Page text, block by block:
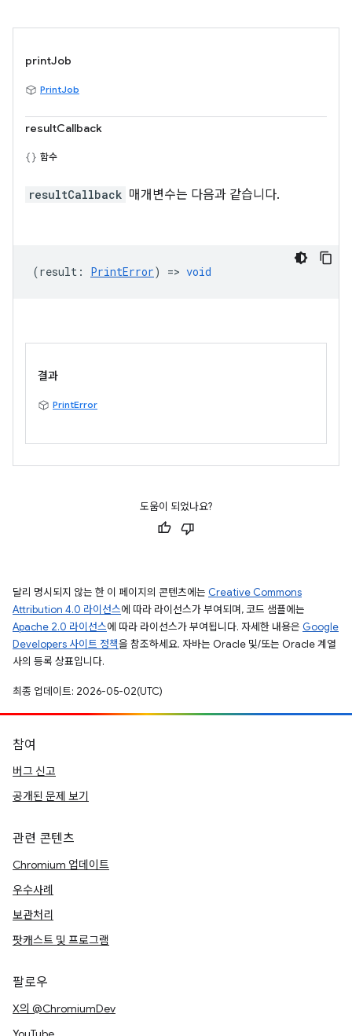
printJob
PrintJob
resultCallback
함수
resultCallback 매개변수는 다음과 같습니다.
(result : PrintError) => void
결과
PrintError
도움이 되었나요?
달리 명시되지 않는 한 이 페이지의 콘텐츠에는 Creative Commons
Attribution 4.0 라이선스에 따라 라이선스가 부여되며, 코드 샘플에는
Apache 2.0 라이선스에 따라 라이선스가 부여됩니다. 자세한 내용은 Google
Developers 사이트 정책을 참조하세요. 자바는 Oracle 및/또는 Oracle 계열
사의 등록 상표입니다.
최종 업데이트: 2026-05-02(UTC)
참여
버그 신고
공개된 문제 보기
관련 콘텐츠
Chromium 업데이트
우수사례
보관처리
팟캐스트 및 프로그램
팔로우
X의 @ChromiumDev